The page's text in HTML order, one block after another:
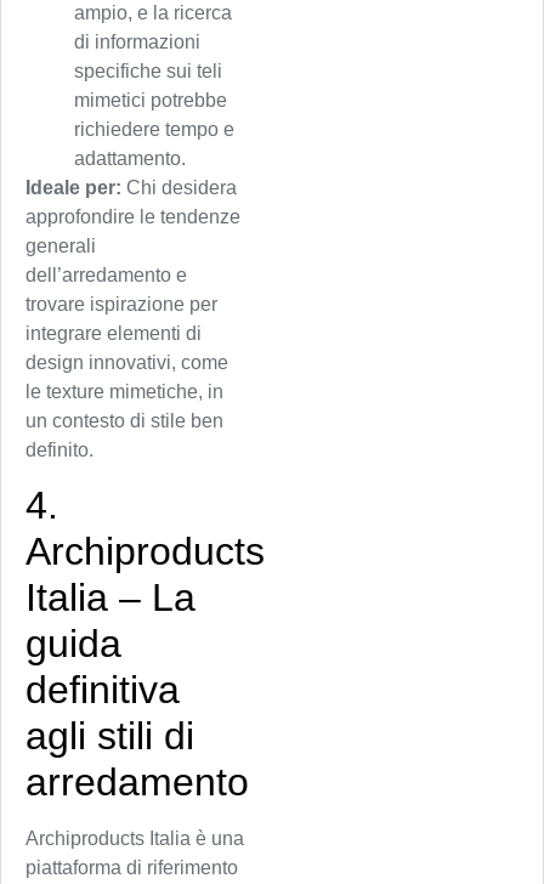
ampio, e la ricerca
di informazioni
specifiche sui teli
mimetici potrebbe
richiedere tempo e
adattamento.
Ideale per: Chi desidera
approfondire le tendenze
generali
dell’arredamento e
trovare ispirazione per
integrare elementi di
design innovativi, come
le texture mimetiche, in
un contesto di stile ben
definito.
4.
Archiproducts
Italia – La
guida
definitiva
agli stili di
arredamento
Archiproducts Italia è una
piattaforma di riferimento